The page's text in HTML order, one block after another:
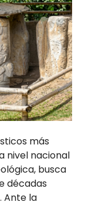
más
nivel nacional
busca
décadas
Ante la